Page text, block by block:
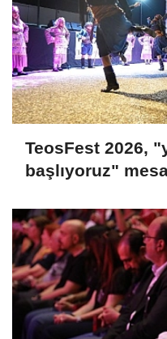
TeosFest 2026,
başlıyoruz"